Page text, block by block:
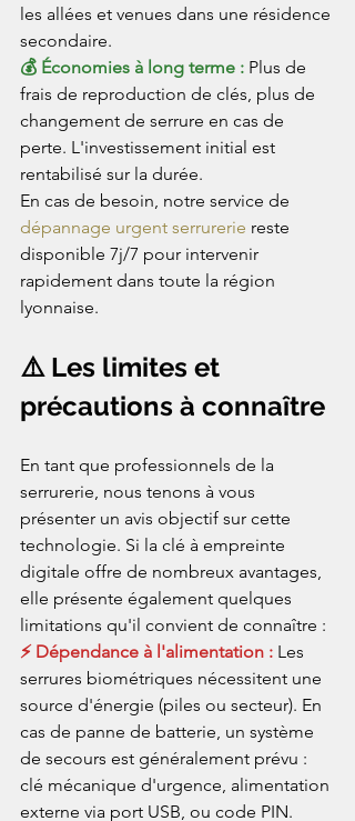
les allées et venues dans une résidence
secondaire.
💰 Économies à long terme : Plus de
frais de reproduction de clés, plus de
changement de serrure en cas de
perte. L'investissement initial est
rentabilisé sur la durée.
En cas de besoin, notre service de
dépannage urgent serrurerie reste
disponible 7j/7 pour intervenir
rapidement dans toute la région
lyonnaise.
⚠️ Les limites et
précautions à connaître
En tant que professionnels de la
serrurerie, nous tenons à vous
présenter un avis objectif sur cette
technologie. Si la clé à empreinte
digitale offre de nombreux avantages,
elle présente également quelques
limitations qu'il convient de connaître :
⚡ Dépendance à l'alimentation : Les
serrures biométriques nécessitent une
source d'énergie (piles ou secteur). En
cas de panne de batterie, un système
de secours est généralement prévu :
clé mécanique d'urgence, alimentation
externe via port USB, ou code PIN.